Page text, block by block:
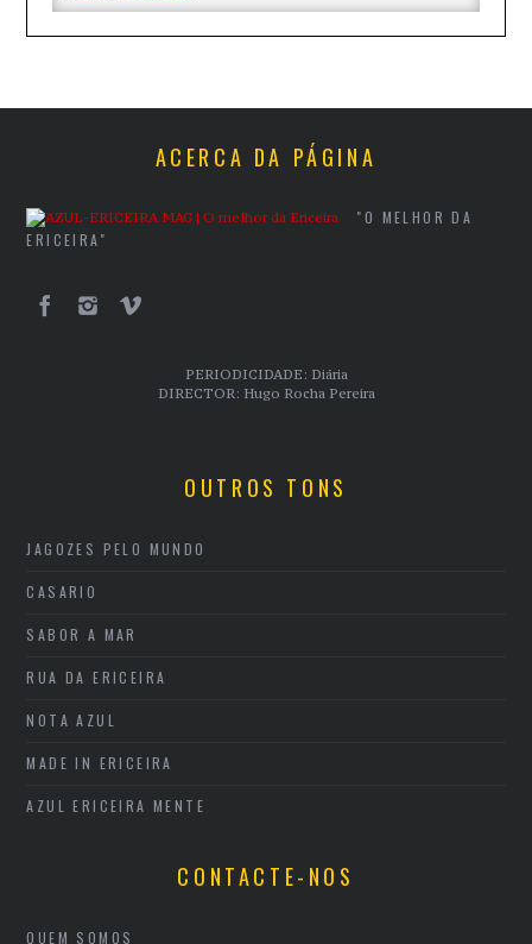
ACERCA DA PÁGINA
"O MELHOR DA
ERICEIRA"
PERIODICIDADE: Diária
DIRECTOR: Hugo Rocha Pereira
OUTROS TONS
JAGOZES PELO MUNDO
CASARIO
SABOR A MAR
RUA DA ERICEIRA
NOTA AZUL
MADE IN ERICEIRA
AZUL ERICEIRA MENTE
CONTACTE-NOS
QUEM SOMOS